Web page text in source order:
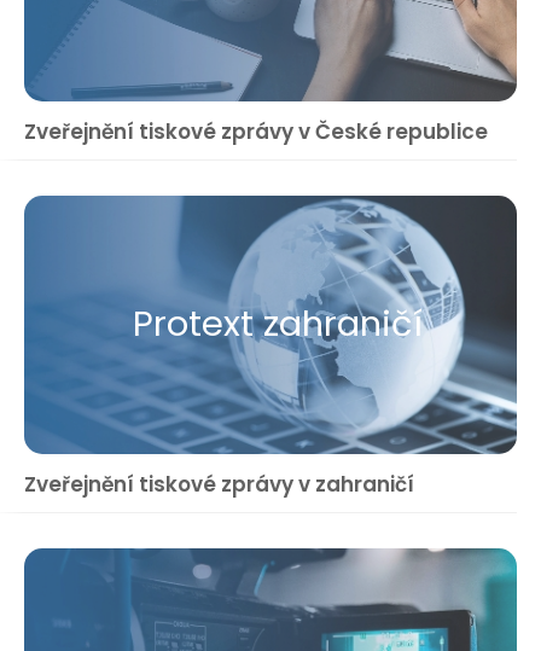
Zveřejnění tiskové zprávy v České republice
Protext zahraničí
Zveřejnění tiskové zprávy v zahraničí